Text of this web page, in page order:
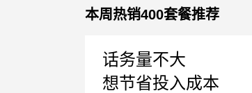
本周热销400套餐推荐
话务量不大
想节省投入成本